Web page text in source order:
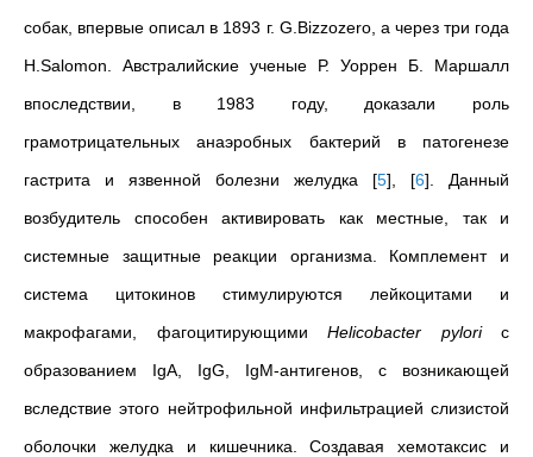
собак, впервые описал в 1893 г. G.Bizzozero, а через три года
H.Salomon. Австралийские ученые Р. Уоррен Б. Маршалл
впоследствии, в 1983 году, доказали роль
грамотрицательных анаэробных бактерий в патогенезе
гастрита и язвенной болезни желудка [5] [6] . Данный
возбудитель способен активировать как местные, так и
системные защитные реакции организма. Комплемент и
система цитокинов стимулируются лейкоцитами и
макрофагами, фагоцитирующими Helicobacter pyloriс
образованием IgA, IgG, IgM-антигенов, с возникающей
вследствие этого нейтрофильной инфильтрацией слизистой
оболочки желудка и кишечника. Создавая хемотаксис и